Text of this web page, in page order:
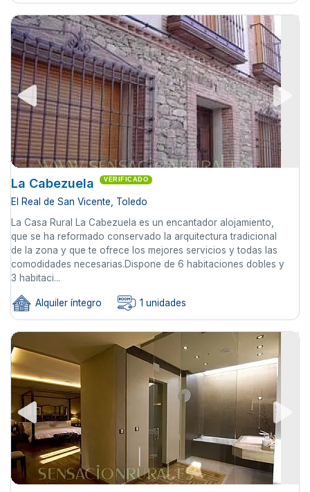
La Cabezuela VERIFICADO
El Real de San Vicente, Toledo
La Casa Rural La Cabezuela es un encantador alojamiento,
que se ha reformado conservado la arquitectura tradicional
de la zona y que te ofrece los mejores servicios y todas las
comodidades necesarias.Dispone de 6 habitaciones dobles y
3 habitaci...
Alquiler íntegro 1 unidades